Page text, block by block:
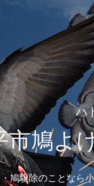
ハ
市鳩よ
鳩駆除のことなら